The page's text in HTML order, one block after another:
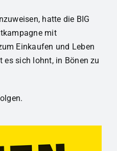
hatte die BIG
mit
Einkaufen und Leben
sich lohnt, in Bönen zu